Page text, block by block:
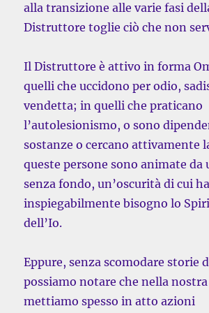
alla transizione alle varie fasi
Distruttore toglie ciò che non
Il Distruttore è attivo in forma
quelli che uccidono per odio,
vendetta; in quelli che praticano
l’autolesionismo, o sono
sostanze o cercano attivamente
queste persone sono animate da
senza fondo, un’oscurità di cui ha
inspiegabilmente bisogno lo
dell’Io.
Eppure, senza scomodare storie
possiamo notare che nella
mettiamo spesso in atto azioni